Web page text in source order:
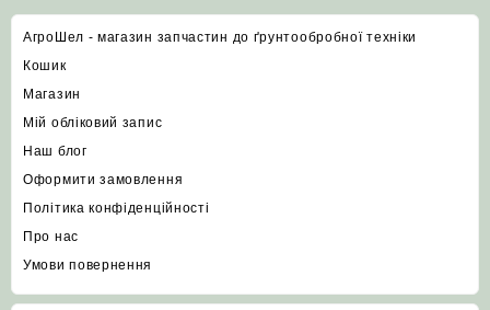
АгроШел - магазин запчастин до ґрунтообробної техніки
Кошик
Магазин
Мій обліковий запис
Наш блог
Оформити замовлення
Політика конфіденційності
Про нас
Умови повернення